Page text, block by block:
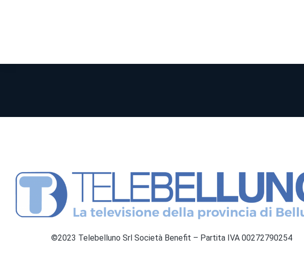
©2023 Telebelluno Srl Società Benefit – Partita IVA 00272790254